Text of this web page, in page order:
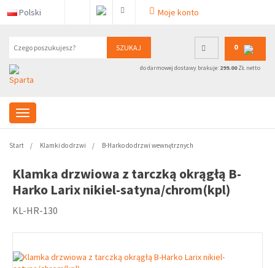
Polski Moje konto
SZUKAJ 0
do darmowej dostawy brakuje: 299.00ZŁ netto
Start Klamki do drzwi B-Harko do drzwi wewnętrznych
Klamka drzwiowa z tarczką okrągłą B-
Harko Larix nikiel-satyna/chrom(kpl)
KL-HR-130